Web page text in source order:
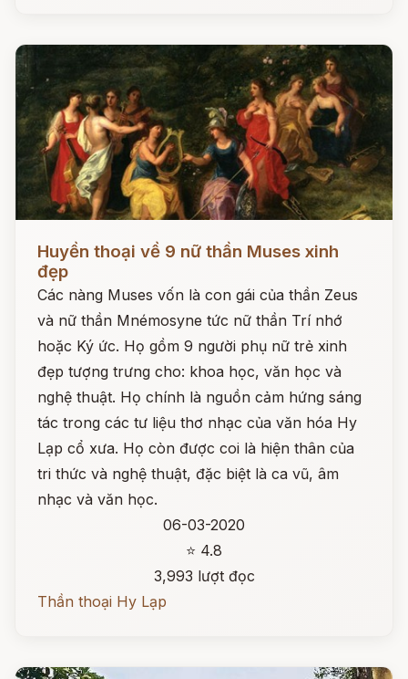
Đọc ngay
Huyền thoại về 9 nữ thần Muses xinh
đẹp
Các nàng Muses vốn là con gái của thần Zeus
và nữ thần Mnémosyne tức nữ thần Trí nhớ
hoặc Ký ức. Họ gồm 9 người phụ nữ trẻ xinh
đẹp tượng trưng cho: khoa học, văn học và
nghệ thuật. Họ chính là nguồn cảm hứng sáng
tác trong các tư liệu thơ nhạc của văn hóa Hy
Lạp cổ xưa. Họ còn được coi là hiện thân của
tri thức và nghệ thuật, đặc biệt là ca vũ, âm
nhạc và văn học.
06-03-2020
⭐ 4.8
3,993 lượt đọc
Thần thoại Hy Lạp